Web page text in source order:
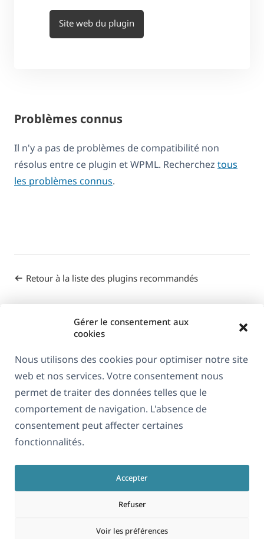
Gérer le consentement aux
cookies
Nous utilisons des cookies pour optimiser notre site
web et nos services. Votre consentement nous
permet de traiter des données telles que le
comportement de navigation. L'absence de
consentement peut affecter certaines
fonctionnalités.
Accepter
Refuser
Voir les préférences
Site web du plugin
Problèmes connus
Il n'y a pas de problèmes de compatibilité non
résolus entre ce plugin et WPML. Recherchez tous
les problèmes connus.
Retour à la liste des plugins recommandés
Français
RGPD & Politique de confidentialité
Rejoignez notre équipe
fenêtre)
dans
une
nouvelle
fenêtre)
dans
une
nouvelle
fenêtre)
dans
nouvelle